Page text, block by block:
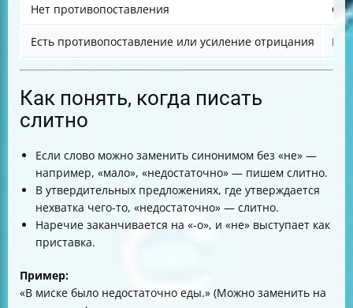
Нет противопоставления
Есть противопоставление или усиление отрицания
Как понять, когда писать
слитно
Если слово можно заменить синонимом без «не» —
например, «мало», «недостаточно» — пишем слитно.
В утвердительных предложениях, где утверждается
нехватка чего-то, «недостаточно» — слитно.
Наречие заканчивается на «-о», и «не» выступает как
приставка.
Пример:
«В миске было недостаточно еды.» (Можно заменить на